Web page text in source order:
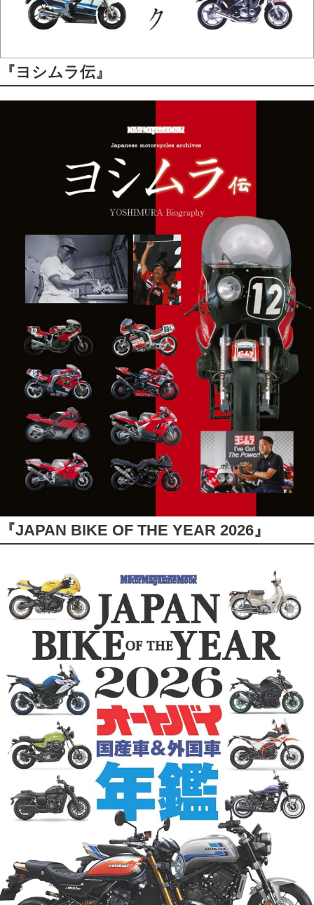
『ヨシムラ伝』
『JAPAN BIKE OF THE YEAR 2026』